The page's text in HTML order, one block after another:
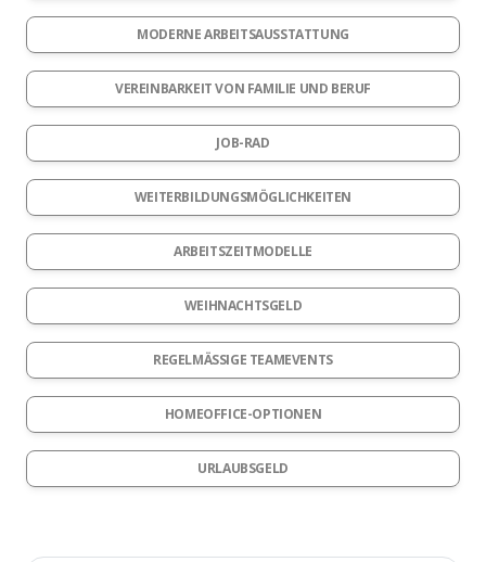
MODERNE ARBEITSAUSSTATTUNG
VEREINBARKEIT VON FAMILIE UND BERUF
JOB-RAD
WEITERBILDUNGSMÖGLICHKEITEN
ARBEITSZEITMODELLE
WEIHNACHTSGELD
REGELMÄSSIGE TEAMEVENTS
HOMEOFFICE-OPTIONEN
URLAUBSGELD